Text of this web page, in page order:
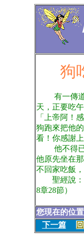
狗
有一傳道
天，正要吃
「上帝阿
狗跑來把他
看！你感謝
他不得已
他原先坐在
不回家吃飯
聖經說：
8章28節）
您現在的位
下一篇